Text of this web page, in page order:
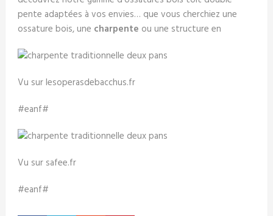
pente adaptées à vos envies… que vous cherchiez une
ossature bois, une charpente ou une structure en
Vu sur lesoperasdebacchus.fr
#eanf#
Vu sur safee.fr
#eanf#